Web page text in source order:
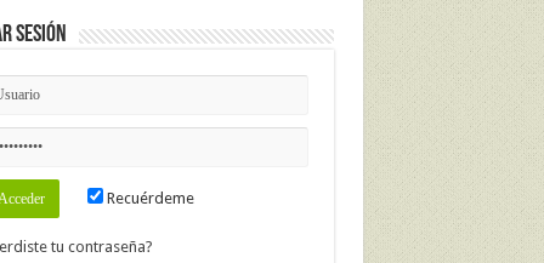
Sesión
Recuérdeme
tu contraseña?